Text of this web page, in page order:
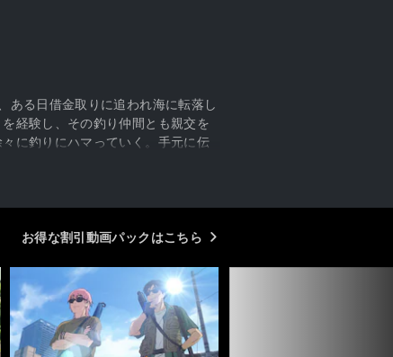
ある日借金取りに追われ海に転落し
経験し、その釣り仲間とも親交を
に釣りにハマっていく。手元に伝
お得な割引動画パックはこちら